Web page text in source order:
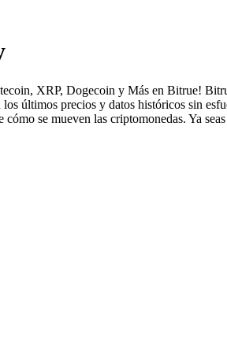
XRP, Dogecoin y Más en Bitrue!
últimos precios y datos históricos sin
se mueven las criptomonedas. Ya